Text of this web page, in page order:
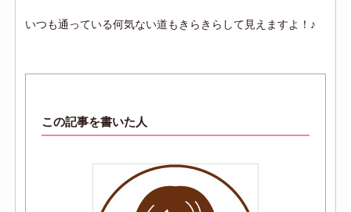
いつも通っている何気ない道もきらきらして見えますよ！♪
この記事を書いた人